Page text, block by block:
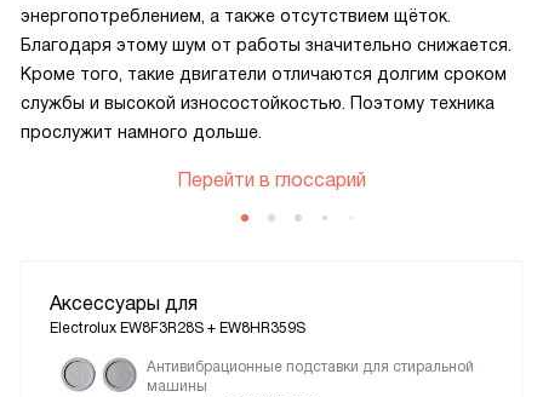
энергопотреблением, а также отсутствием щёток.
Благодаря этому шум от работы значительно снижается.
Кроме того, такие двигатели отличаются долгим сроком
службы и высокой износостойкостью. Поэтому техника
прослужит намного дольше.
Перейти в глоссарий
Аксессуары для
Electrolux EW8F3R28S + EW8HR359S
Антивибрационные подставки для стиральной
машины